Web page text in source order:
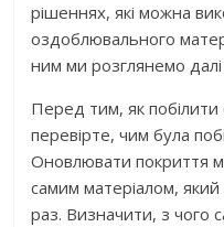
рішеннях, які можна
оздоблювального
ним ми розглянемо далі
Перед тим, як побілити
перевірте, чим була
Оновлювати покриття
самим матеріалом,
раз. Визначити, з чого